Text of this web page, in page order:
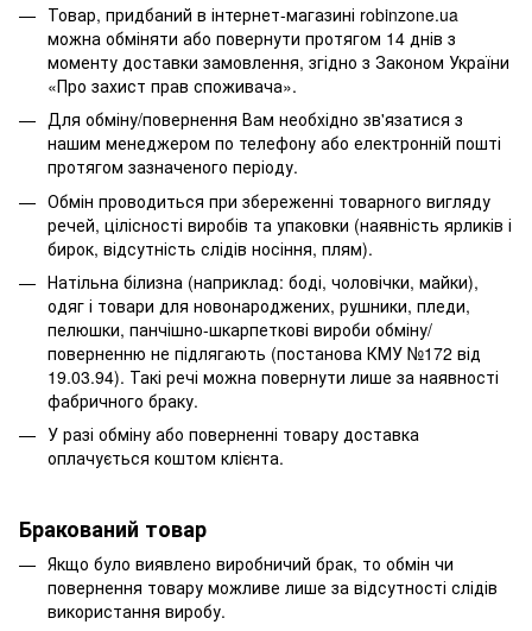
Товар, придбаний в інтернет-магазині robinzone.ua
можна обміняти або повернути протягом 14 днів з
моменту доставки замовлення, згідно з Законом України
«Про захист прав споживача».
Для обміну/повернення Вам необхідно зв'язатися з
нашим менеджером по телефону або електронній пошті
протягом зазначеного періоду.
Обмін проводиться при збереженні товарного вигляду
речей, цілісності виробів та упаковки (наявність ярликів і
бирок, відсутність слідів носіння, плям).
Натільна білизна (наприклад: боді, чоловічки, майки),
одяг і товари для новонароджених, рушники, пледи,
пелюшки, панчішно-шкарпеткові вироби обміну/
поверненню не підлягають (постанова КМУ №172 від
19.03.94). Такі речі можна повернути лише за наявності
фабричного браку.
У разі обміну або поверненні товару доставка
оплачується коштом клієнта.
Бракований товар
Якщо було виявлено виробничий брак, то обмін чи
повернення товару можливе лише за відсутності слідів
використання виробу.